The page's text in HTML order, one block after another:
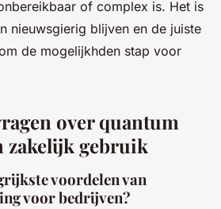
of complex is. Het is
nieuwsgierig blijven en de juiste
de mogelijkhden stap voor
over quantum
zakelijk gebruik
voordelen van
voor bedrijven?